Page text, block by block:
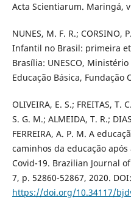
Acta Scientiarum. Maringá,
NUNES, M. F. R.; CORSINO,
Infantil no Brasil: primeira
Brasília: UNESCO,
Educação Básica, Fundação
OLIVEIRA, E. S.; FREITAS, T.
S. G. M.; ALMEIDA, T. R.;
FERREIRA, A. P. M. A
caminhos da educação
Covid-19. Brazilian Journal
7, p. 52860-52867, 2020. DOI:
https://doi.org/10.34117/